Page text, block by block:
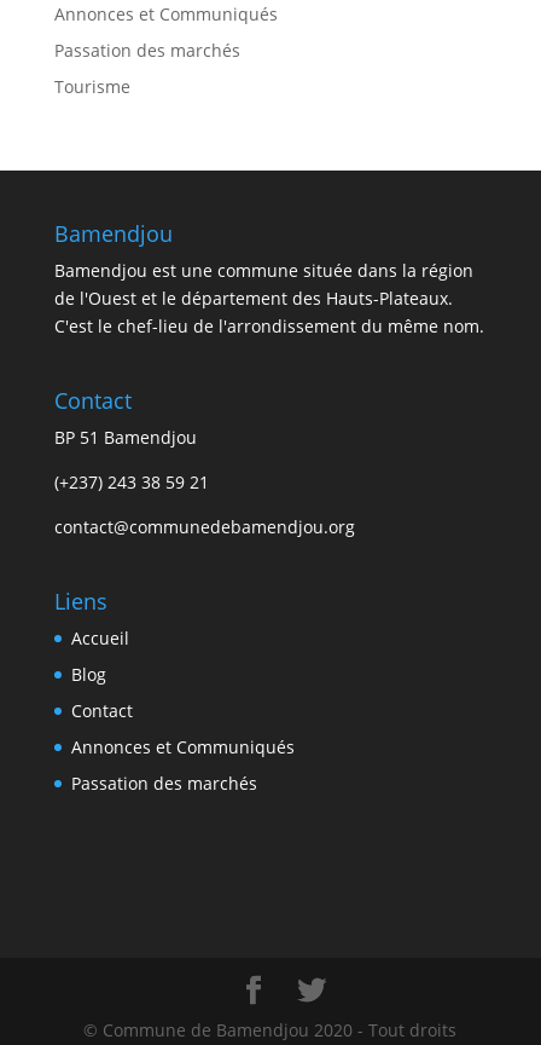
Annonces et Communiqués
Passation des marchés
Tourisme
Bamendjou
Bamendjou est une commune située dans la région
de l'Ouest et le département des Hauts-Plateaux.
C'est le chef-lieu de l'arrondissement du même nom.
Contact
BP 51 Bamendjou
(+237) 243 38 59 21
contact@communedebamendjou.org
Liens
Accueil
Blog
Contact
Annonces et Communiqués
Passation des marchés
© Commune de Bamendjou 2020 - Tout droits